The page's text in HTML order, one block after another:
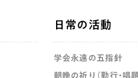
日常の活動
学会永遠の五指針
朝晩の祈り（勤行・唱題